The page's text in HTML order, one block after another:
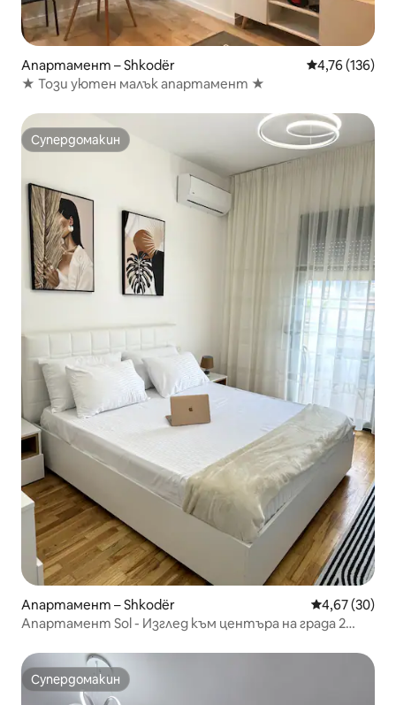
Апартамент – Shkodër Средна
4,76 (136)
★ Този уютен малък апартамент ★
Супердомакин
Супердомакин
Апартамент – Shkodër Средна
4,67 (30)
Апартамент Sol - Изглед към центъра на града 2
Супердомакин
Супердомакин